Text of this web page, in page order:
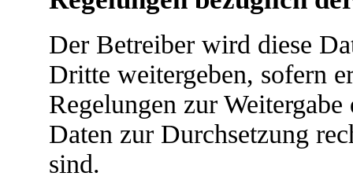
Der Betreiber wird diese
Dritte weitergeben, sofern
Regelungen zur
Daten zur Durchsetzung
sind.